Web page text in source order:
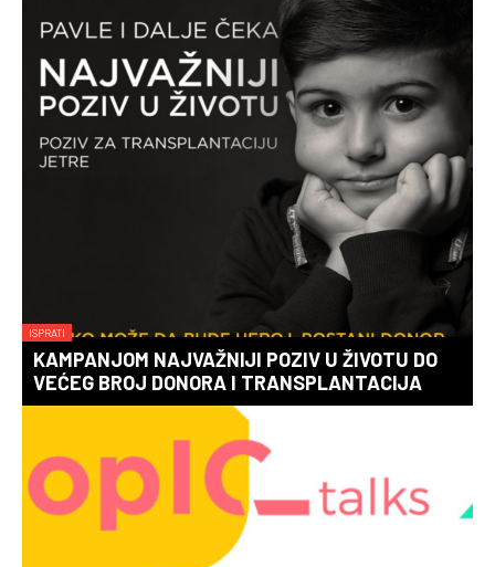
ISPRATI
KAMPANJOM NAJVAŽNIJI POZIV U ŽIVOTU DO
VEĆEG BROJ DONORA I TRANSPLANTACIJA